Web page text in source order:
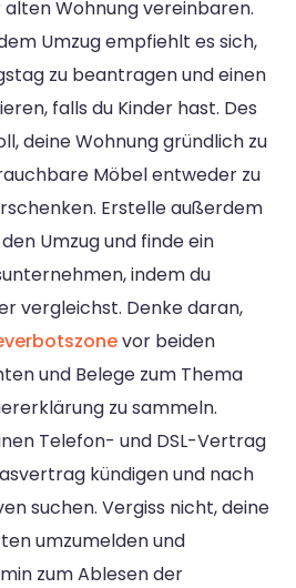
alten Wohnung vereinbaren.
Umzug empfiehlt es sich,
zu beantragen und einen
falls du Kinder hast. Des
deine Wohnung gründlich zu
Möbel entweder zu
Erstelle außerdem
Umzug und finde ein
indem du
vergleichst. Denke daran,
vor beiden
und Belege zum Thema
zu sammeln.
Telefon- und DSL-Vertrag
kündigen und nach
suchen. Vergiss nicht, deine
umzumelden und
zum Ablesen der